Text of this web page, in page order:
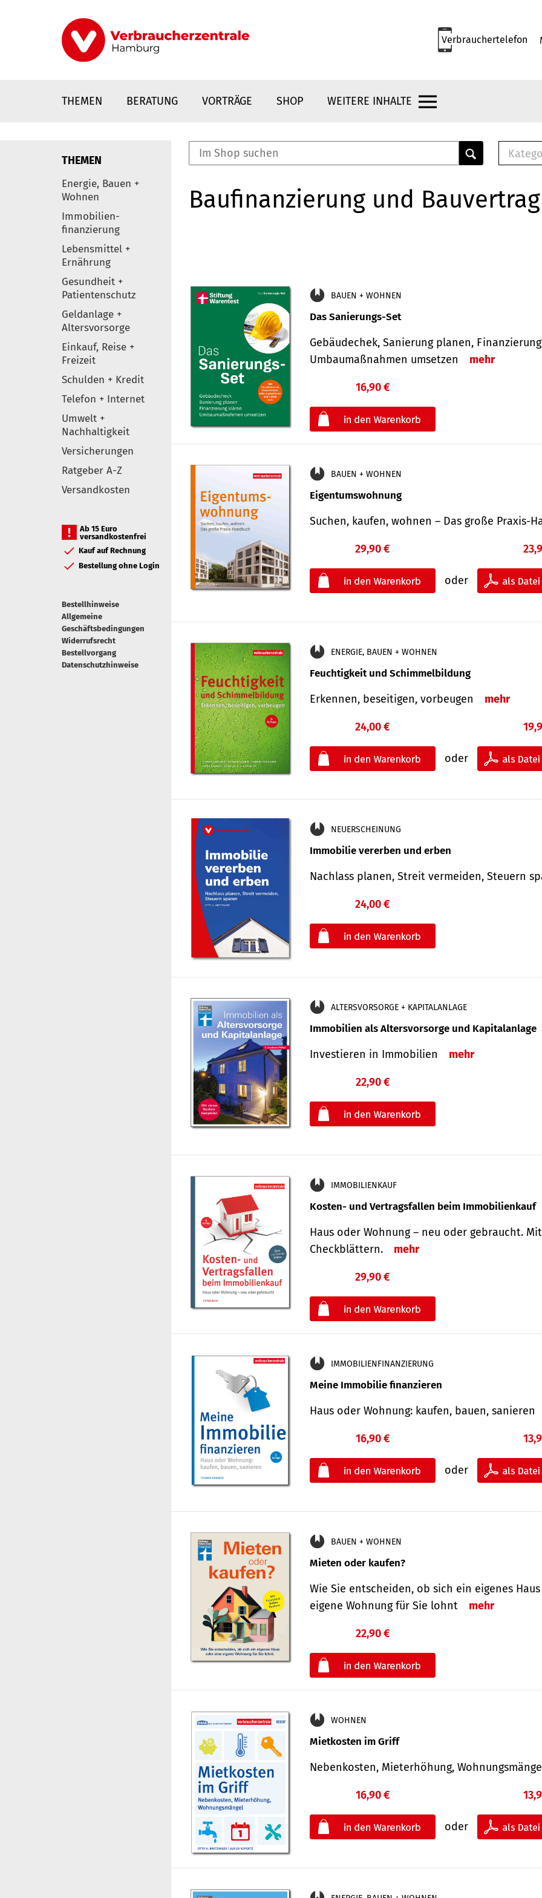
Verbrauchertelefon
THEMEN BERATUNG VORTRÄGE SHOP WEITERE INHALTE
Elemente
THEMEN
Energie, Bauen +
Wohnen
Immobilien-
finanzierung
Lebensmittel +
Ernährung
Gesundheit +
Patientenschutz
Geldanlage +
Altersvorsorge
Einkauf, Reise +
Freizeit
Schulden + Kredit
Telefon + Internet
Umwelt +
Nachhaltigkeit
Versicherungen
Ratgeber A-Z
Versandkosten
Ab 15 Euro
versandkostenfrei
Kauf auf Rechnung
Bestellung ohne Login
Bestellhinweise
Allgemeine
Geschäftsbedingungen
Widerrufsrecht
Bestellvorgang
Datenschutzhinweise
E-
Baufinanzierung und Bauvertrag
BAUEN + WOHNEN
Das Sanierungs-Set
Gebäudechek, Sanierung planen,
Umbaumaßnahmen umsetzen
mehr
16,90 €
BAUEN + WOHNEN
Eigentumswohnung
Suchen, kaufen, wohnen – Das große Praxis-
29,90 €
oder
ENERGIE, BAUEN + WOHNEN
Feuchtigkeit und Schimmelbildung
Erkennen, beseitigen, vorbeugen mehr
24,00 €
oder
NEUERSCHEINUNG
Immobilie vererben und erben
Nachlass planen, Streit vermeiden, Steuern
24,00 €
ALTERSVORSORGE + KAPITALANLAGE
Immobilien als Altersvorsorge und Kapitalanlage
Investieren in Immobilien mehr
22,90 €
IMMOBILIENKAUF
Kosten- und Vertragsfallen beim Immobilienkauf
Haus oder Wohnung – neu oder gebraucht.
Check­blättern.
mehr
29,90 €
IMMOBILIENFINANZIERUNG
Meine Immobilie finanzieren
Haus oder Wohnung: kaufen, bauen, sanieren
16,90 €
oder
BAUEN + WOHNEN
Mieten oder kaufen?
Wie Sie entscheiden, ob sich ein eigenes
eigene Wohnung für Sie lohnt
mehr
22,90 €
WOHNEN
Mietkosten im Griff
Nebenkosten, Mieterhöhung,
16,90 €
oder